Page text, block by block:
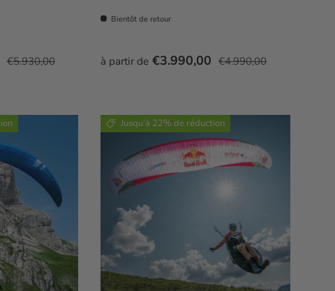
Prix habituel
€5.930,00
Bientôt de retour
Prix soldé
à partir de €3.990,00 Prix habituel
€4.990,00
Jusqu’à 22% de réduction